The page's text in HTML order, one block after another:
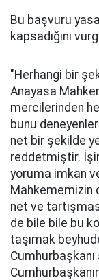
Bu başvuru
kapsadığını
"Herhangi bir
Anayasa
mercilerinden
bunu
net bir şekilde
reddetmiştir.
yoruma imkan
Mahkememizin
net ve
de bile bile bu
taşımak